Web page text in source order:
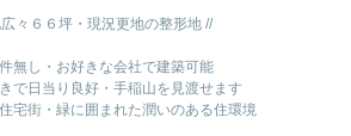
々６６坪・現況更地の整形地 //
無し・お好きな会社で建築可能
で日当り良好・手稲山を見渡せます
宅街・緑に囲まれた潤いのある住環境